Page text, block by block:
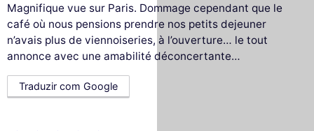
Magnifique vue sur Paris. Dommage cependant que le
café où nous pensions prendre nos petits dejeuner
n’avais plus de viennoiseries, à l’ouverture… le tout
annonce avec une amabilité déconcertante…
Traduzir com Google